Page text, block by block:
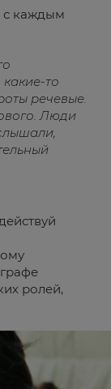
с каждым
то
речевые.
Люди
ролей,